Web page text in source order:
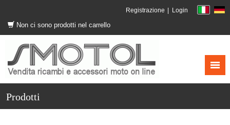
Registrazione Login
Non ci sono prodotti nel carrello
Prodotti